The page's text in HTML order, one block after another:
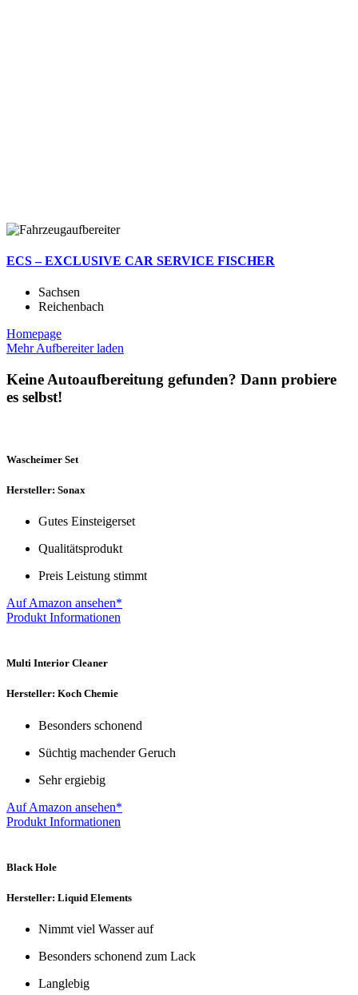
ECS – EXCLUSIVE CAR SERVICE FISCHER
Sachsen
Reichenbach
Homepage
Mehr Aufbereiter laden
Keine Autoaufbereitung gefunden? Dann probiere
es selbst!
Wascheimer Set
Hersteller: Sonax
Gutes Einsteigerset
Qualitätsprodukt
Preis Leistung stimmt
Auf Amazon ansehen*
Produkt Informationen
Multi Interior Cleaner
Hersteller: Koch Chemie
Besonders schonend
Süchtig machender Geruch
Sehr ergiebig
Auf Amazon ansehen*
Produkt Informationen
Black Hole
Hersteller: Liquid Elements
Nimmt viel Wasser auf
Besonders schonend zum Lack
Langlebig